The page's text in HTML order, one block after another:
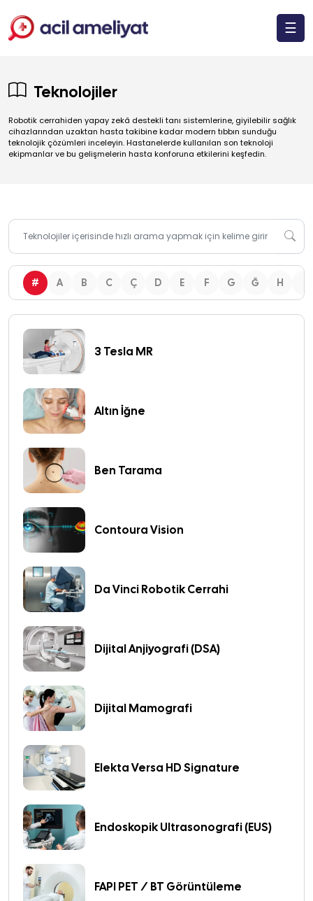
☰
Teknolojiler
Robotik cerrahiden yapay zekâ destekli tanı sistemlerine, giyilebilir sağlık
cihazlarından uzaktan hasta takibine kadar modern tıbbın sunduğu
teknolojik çözümleri inceleyin. Hastanelerde kullanılan son teknoloji
ekipmanlar ve bu gelişmelerin hasta konforuna etkilerini keşfedin.
# A B C Ç D E F G Ğ H
3 Tesla MR
Altın İğne
Ben Tarama
Contoura Vision
Da Vinci Robotik Cerrahi
Dijital Anjiyografi (DSA)
Dijital Mamografi
Elekta Versa HD Signature
Endoskopik Ultrasonografi (EUS)
FAPI PET / BT Görüntüleme